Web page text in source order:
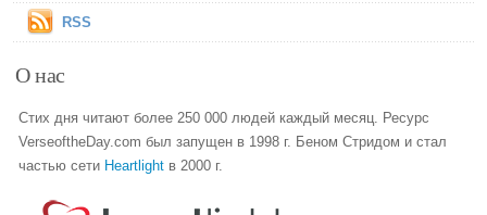
RSS
О нас
Стих дня читают более 250 000 людей каждый месяц. Ресурс
VerseoftheDay.com был запущен в 1998 г. Беном Стридом и стал
частью сети Heartlight в 2000 г.